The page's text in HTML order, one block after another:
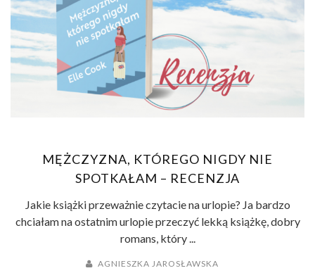
MĘŻCZYZNA, KTÓREGO NIGDY NIE
SPOTKAŁAM – RECENZJA
Jakie książki przeważnie czytacie na urlopie? Ja bardzo
chciałam na ostatnim urlopie przeczyć lekką książkę, dobry
romans, który ...
AGNIESZKA JAROSŁAWSKA